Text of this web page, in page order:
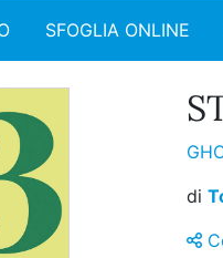
SFOGLIA ONLINE
di